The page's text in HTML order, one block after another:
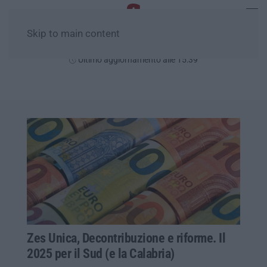
Skip to main content
Ultimo aggiornamento alle 15:39
Zes Unica, Decontribuzione e riforme. Il
2025 per il Sud (e la Calabria)